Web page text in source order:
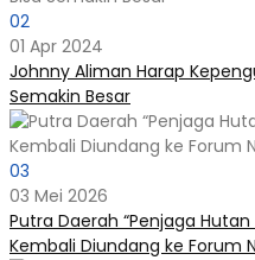
02
01 Apr 2024
Johnny Aliman Harap
Semakin Besar
03
03 Mei 2026
Putra Daerah “Penjaga
Kembali Diundang ke Forum